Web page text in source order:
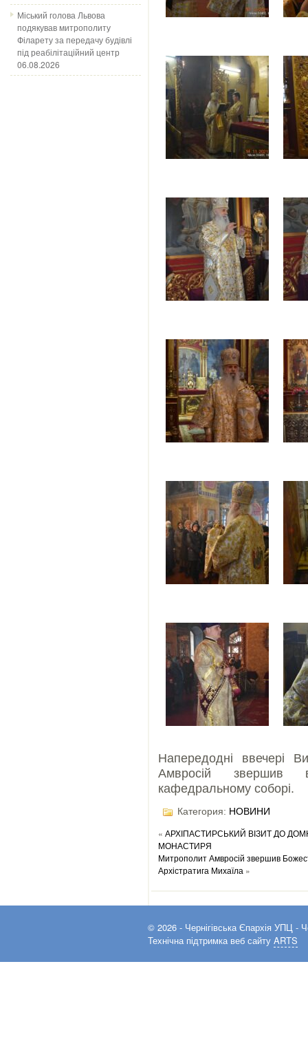
Міський голова Львова
подякував митрополиту
Філарету за передачу будівлі
під реабілітаційний центр
06.08.2026
Напередодні ввечері
Амвросій звершив
кафедральному соборі.
Категория: НОВИНИ
« АРХІПАСТИРСЬКИЙ ВІЗИТ ДО
МОНАСТИРЯ
Митрополит Амвросій звершив
Архістратига Михаїла »
© 2026 - Чернігівська Єпархія УПЦ -
Технічна підтримка веб сайту ARTS